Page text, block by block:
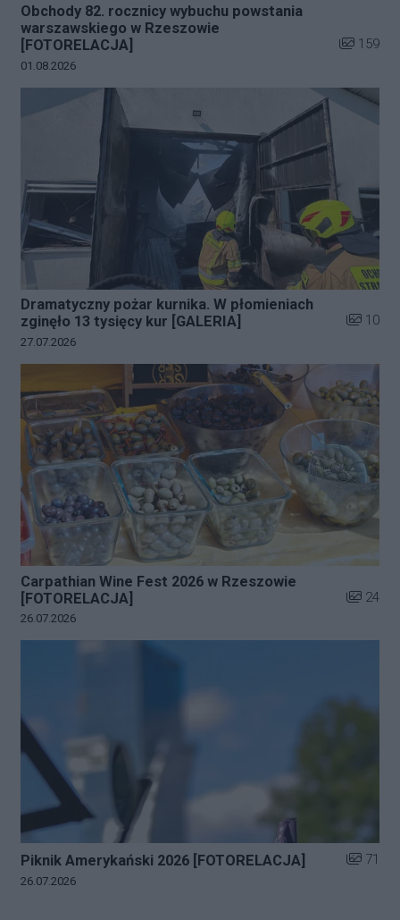
Obchody 82. rocznicy wybuchu powstania
warszawskiego w Rzeszowie
[FOTORELACJA]
Liczba
159
Data dodania galerii:
01.08.2026
Dramatyczny pożar kurnika. W płomieniach
zginęło 13 tysięcy kur [GALERIA]
Liczba
10
Data dodania galerii:
27.07.2026
Carpathian Wine Fest 2026 w Rzeszowie
[FOTORELACJA]
Liczba
24
Data dodania galerii:
26.07.2026
Piknik Amerykański 2026 [FOTORELACJA] Liczba
71
Data dodania galerii:
26.07.2026